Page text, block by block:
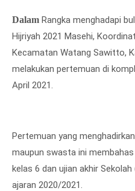
Dalam Rangka menghadapi
Hijriyah 2021 Masehi,
Kecamatan Watang Sawitto,
melakukan pertemuan di
April 2021.
Pertemuan yang
maupun swasta ini
kelas 6 dan ujian akhir
ajaran 2020/2021.